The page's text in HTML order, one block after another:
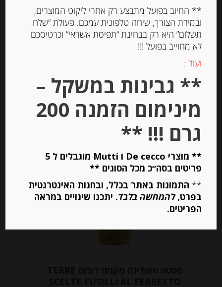
-
מחיר ל 100 גרם: 3.80 ש"ח
מחיר ל 100 גרם: 3.80 ש"ח
יחידות
הוספה לסל
Out of
** החיוב בפועל מתבצע רק אחרי ליקוט המוצרים,
ובמידת הצורך, שיחה טלפונית עמכם. פעולת “שלח
תשלום” היא רק בבחינת “תפיסת אשראי” וכרטיסכם
לא מחוייב בפועל !!!
ועוד :
** גבינות במשקל –
מינימום הזמנה 200
גרם !!! **
** מוצרי De cecco ו Mutti מוגבלים ל 5
פריטים בסה״כ מכל הסוגים **
** התמונות באתר בכלל, ובחנות האינטרנטית
בפרט,להמחשה בלבד. יתכנו שינויים במראה
הפריטים.